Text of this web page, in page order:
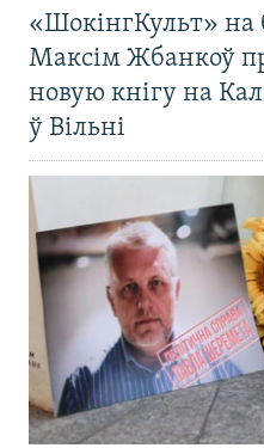
«ШокінгКульт» на
Максім Жбанкоў
новую кнігу на
ў Вільні